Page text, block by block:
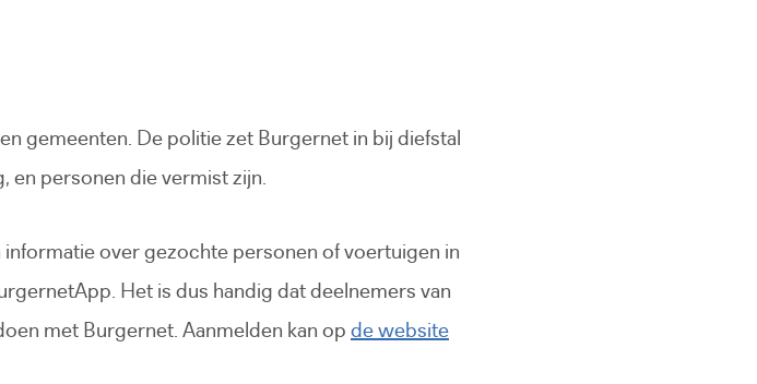
gemeenten. De politie zet Burgernet in bij diefstal
en personen die vermist zijn.
over gezochte personen of voertuigen in
Het is dus handig dat deelnemers van
met Burgernet. Aanmelden kan op de website